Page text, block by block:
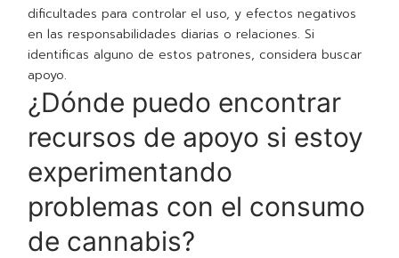
dificultades para controlar el uso, y efectos negativos
en las responsabilidades diarias o relaciones. Si
identificas alguno de estos patrones, considera buscar
apoyo.
¿Dónde puedo encontrar
recursos de apoyo si estoy
experimentando
problemas con el consumo
de cannabis?